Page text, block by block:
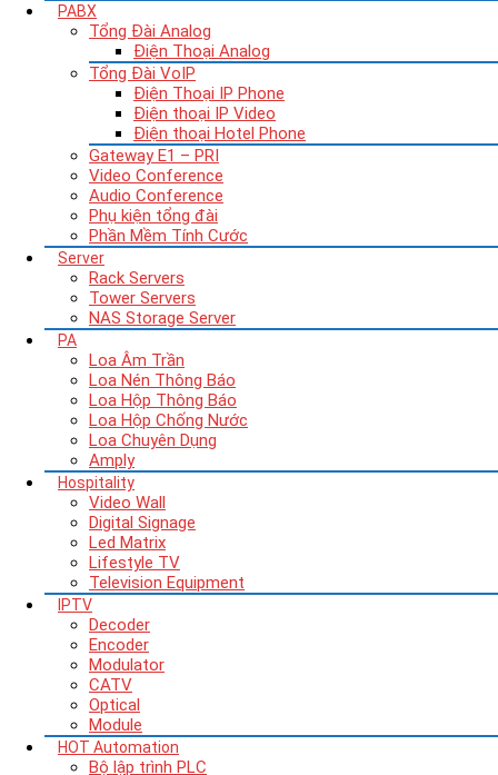
PABX
Tổng Đài Analog
Điện Thoại Analog
Tổng Đài VoIP
Điện Thoại IP Phone
Điện thoại IP Video
Điện thoại Hotel Phone
Gateway E1 – PRI
Video Conference
Audio Conference
Phụ kiện tổng đài
Phần Mềm Tính Cước
Server
Rack Servers
Tower Servers
NAS Storage Server
PA
Loa Âm Trần
Loa Nén Thông Báo
Loa Hộp Thông Báo
Loa Hộp Chống Nước
Loa Chuyên Dụng
Amply
Hospitality
Video Wall
Digital Signage
Led Matrix
Lifestyle TV
Television Equipment
IPTV
Decoder
Encoder
Modulator
CATV
Optical
Module
HOT Automation
Bộ lập trình PLC